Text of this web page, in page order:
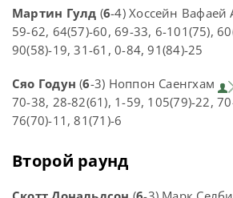
Мартин Гулд (6-4) Хоссейн Вафаей
59-62, 64(57)-60, 69-33, 6-101(75),
90(58)-19, 31-61, 0-84, 91(84)-25
Сяо Годун (6-3) Ноппон Саенгхам
70-38, 28-82(61), 1-59, 105(79)-22,
76(70)-11, 81(71)-6
Второй раунд